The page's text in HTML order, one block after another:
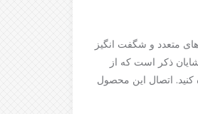
متعدد و شگفت انگیز
ذکر است که از
اتصال این محصول